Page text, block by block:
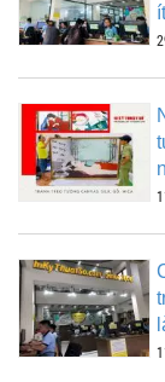
ít